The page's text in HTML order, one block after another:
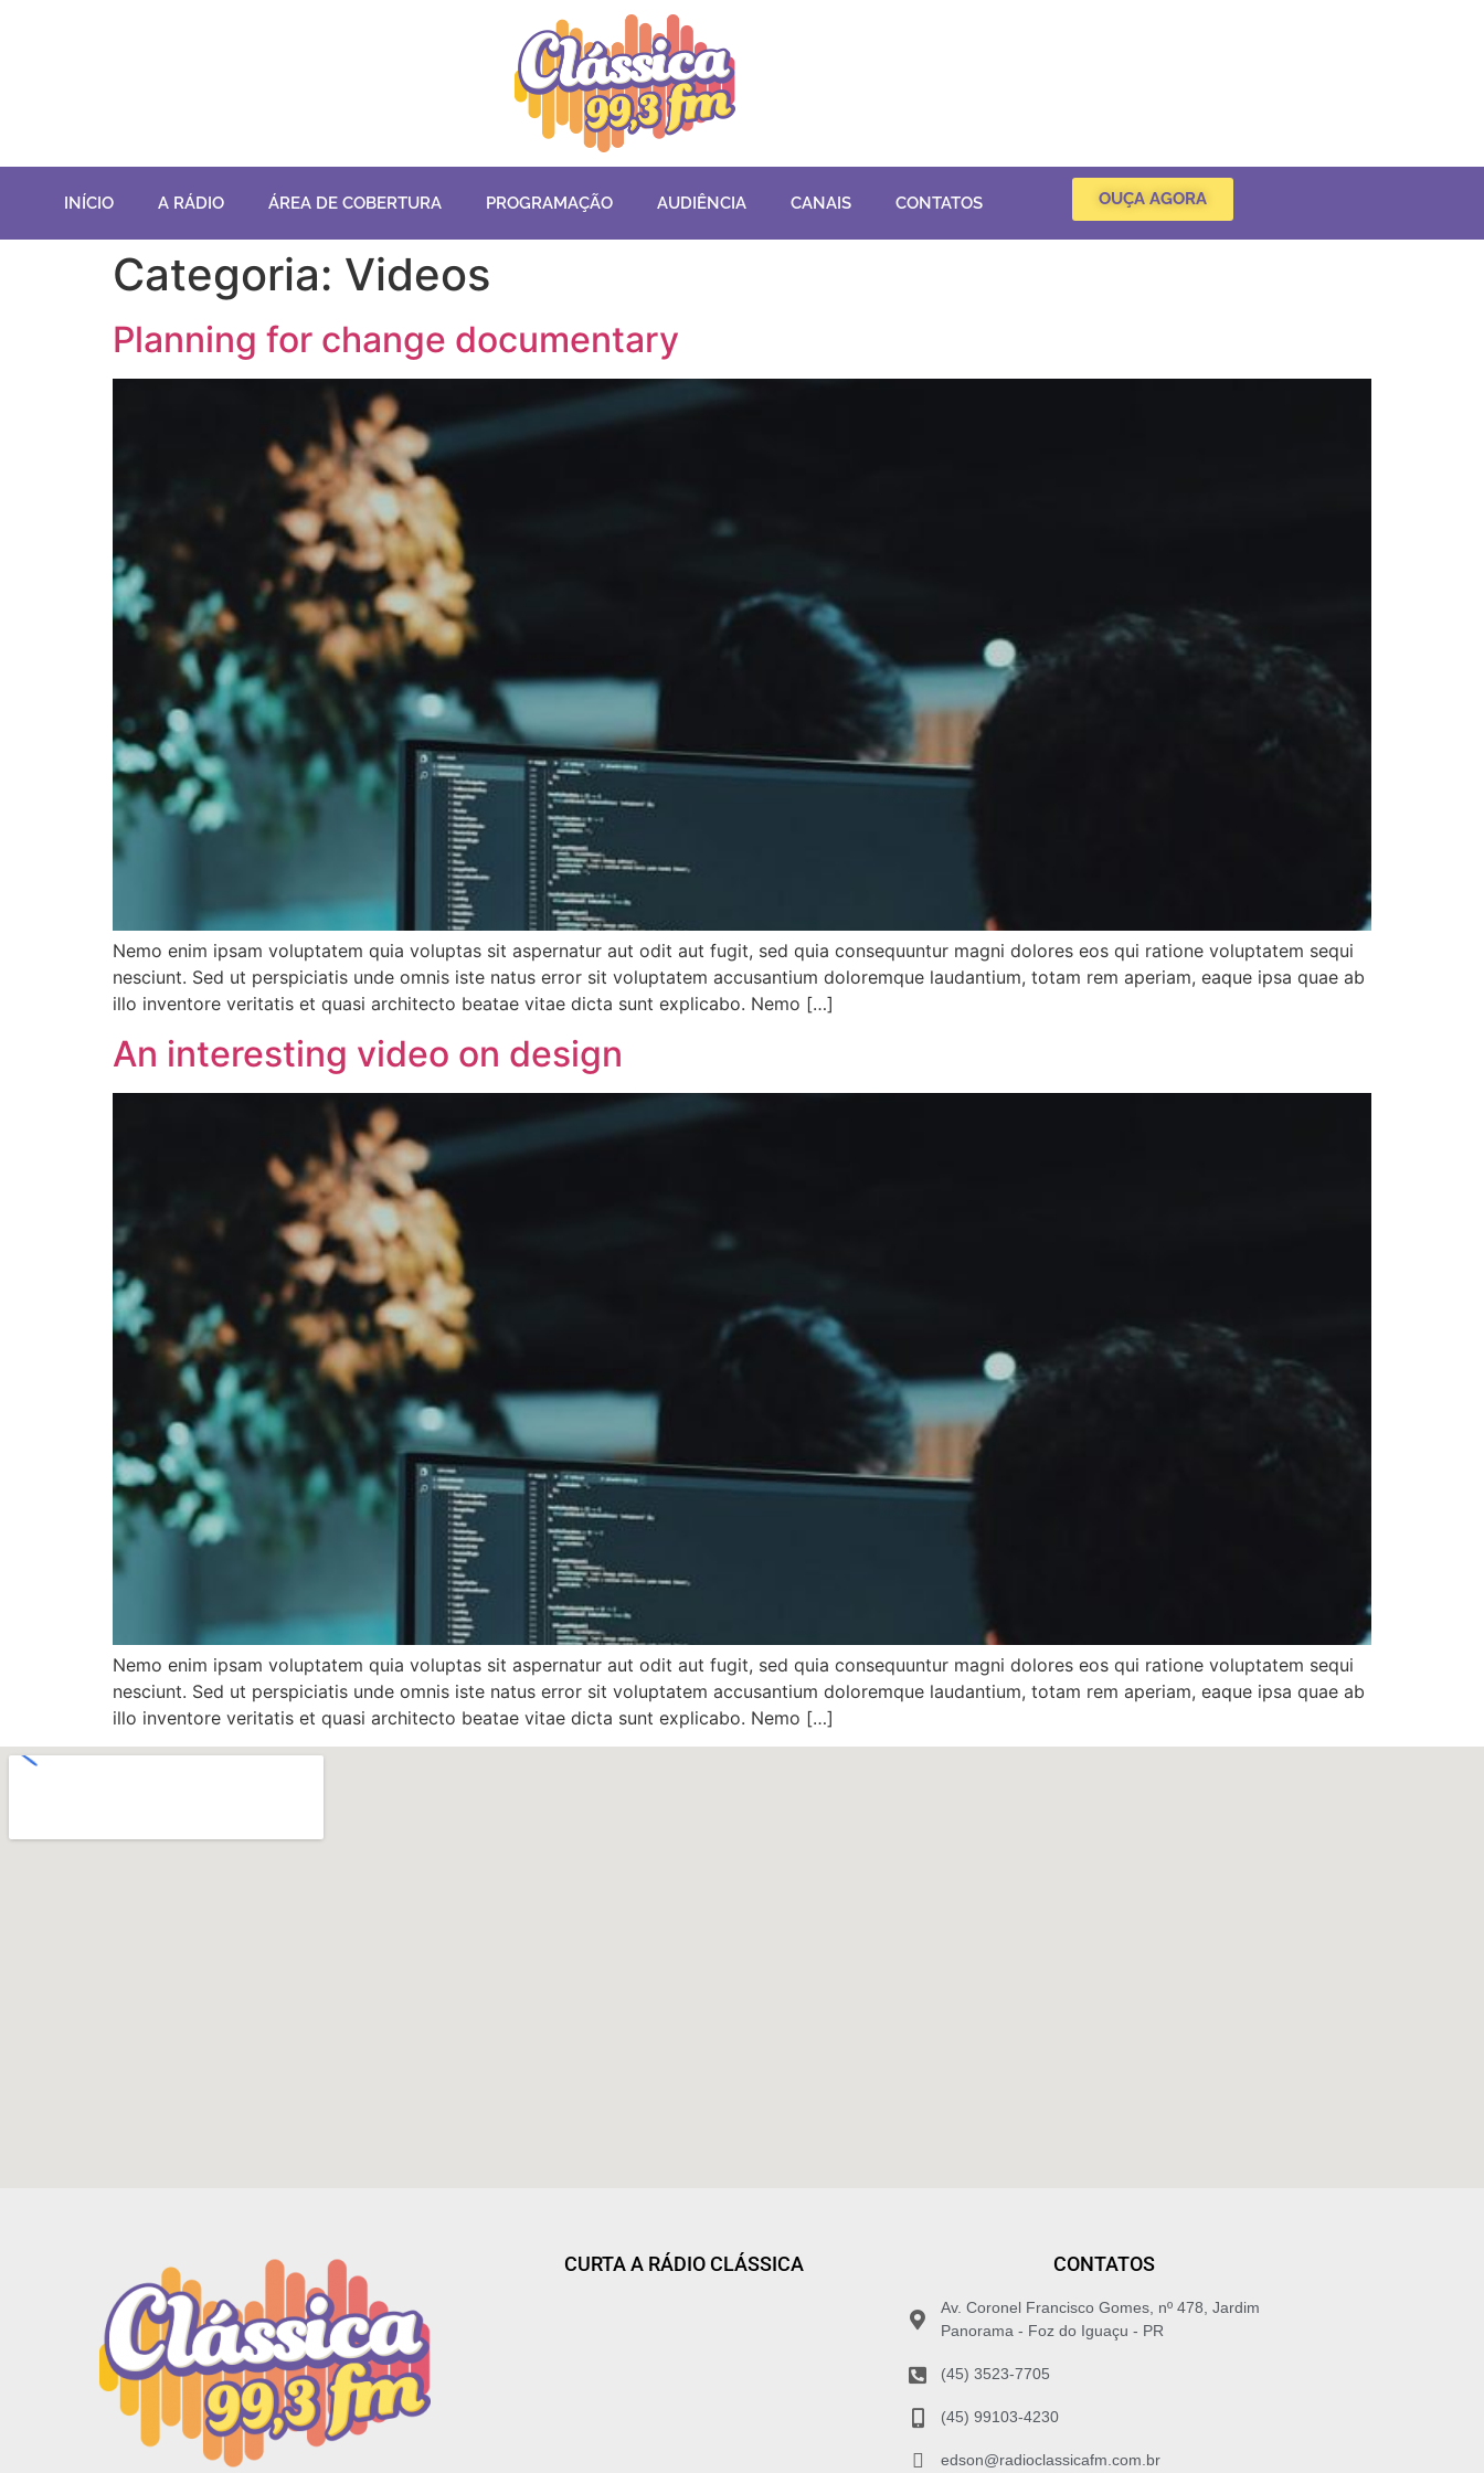
INÍCIO A RÁDIO ÁREA DE COBERTURA PROGRAMAÇÃO AUDIÊNCIA CANAIS CONTATOS OUÇA AGORA
Categoria: Videos
Planning for change documentary
Nemo enim ipsam voluptatem quia voluptas sit aspernatur aut odit aut fugit, sed quia consequuntur magni dolores eos qui ratione voluptatem sequi
nesciunt. Sed ut perspiciatis unde omnis iste natus error sit voluptatem accusantium doloremque laudantium, totam rem aperiam, eaque ipsa quae ab
illo inventore veritatis et quasi architecto beatae vitae dicta sunt explicabo. Nemo […]
An interesting video on design
Nemo enim ipsam voluptatem quia voluptas sit aspernatur aut odit aut fugit, sed quia consequuntur magni dolores eos qui ratione voluptatem sequi
nesciunt. Sed ut perspiciatis unde omnis iste natus error sit voluptatem accusantium doloremque laudantium, totam rem aperiam, eaque ipsa quae ab
illo inventore veritatis et quasi architecto beatae vitae dicta sunt explicabo. Nemo […]
CURTA A RÁDIO CLÁSSICA CONTATOS
Av. Coronel Francisco Gomes, nº 478, Jardim
Panorama - Foz do Iguaçu - PR
(45) 3523-7705
(45) 99103-4230
edson@radioclassicafm.com.br